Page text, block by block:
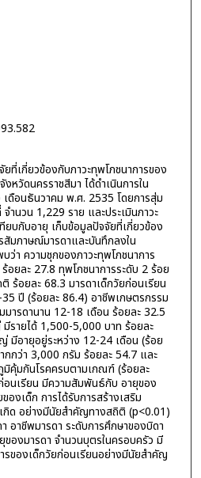
ที่เกี่ยวข้องกับภาวะทุพโภชนาการของ
หวัดนครราชสีมา ได้ดำเนินการใน
ดือนธันวาคม พ.ศ. 2535 โดยการสุ่ม
ำนวน 1,229 ราย และประเมินภาวะ
ยบกับอายุ เก็บข้อมูลปัจจัยที่เกี่ยวข้อง
สัมภาษณ์มารดาและบันทึกลงใน
า ความชุกของภาวะทุพโภชนาการ
อยละ 27.8 ทุพโภชนาการระดับ 2 ร้อย
ร้อยละ 68.3 มารดาเด็กวัยก่อนเรียน
ปี (ร้อยละ 86.4) อาชีพเกษตรกรรม
ารดานาน 12-18 เดือน ร้อยละ 32.5
รายได้ 1,500-5,000 บาท ร้อยละ
มีอายุอยู่ระหว่าง 12-24 เดือน (ร้อย
กว่า 3,000 กรัม ร้อยละ 54.7 และ
มิคุ้มกันโรคครบตามเกณฑ์ (ร้อยละ
อนเรียน มีความสัมพันธ์กับ อายุของ
องเด็ก การได้รับการสร้างเสริม
กิด อย่างมีนัยสำคัญทางสถิติ (p<0.01)
อาชีพมารดา ระดับการศึกษาของบิดา
ของมารดา จำนวนบุตรในครอบครัว มี
รของเด็กวัยก่อนเรียนอย่างมีนัยสำคัญ